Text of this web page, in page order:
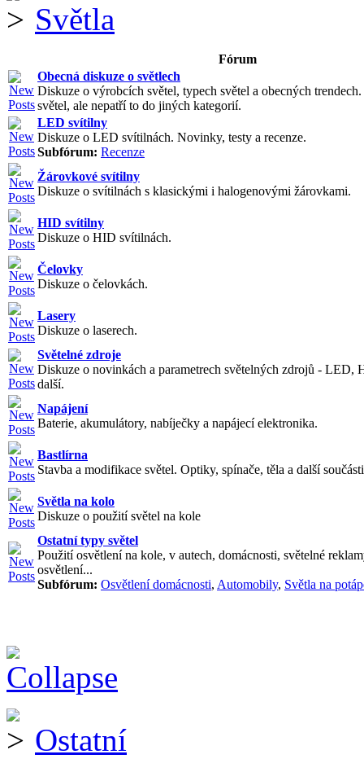
Světla
Fórum
Obecná diskuze o světlech
Diskuze o výrobcích světel, typech světel a obecných
světel, ale nepatří to do jiných kategorií.
LED svítilny
Diskuze o LED svítilnách. Novinky, testy a recenze.
Subfórum: Recenze
Žárovkové svítilny
Diskuze o svítilnách s klasickými i halogenovými žárovkami.
HID svítilny
Diskuze o HID svítilnách.
Čelovky
Diskuze o čelovkách.
Lasery
Diskuze o laserech.
Světelné zdroje
Diskuze o novinkách a parametrech světelných zdrojů - LED,
další.
Napájení
Baterie, akumulátory, nabíječky a napájecí elektronika.
Bastlírna
Stavba a modifikace světel. Optiky, spínače, těla a další
Světla na kolo
Diskuze o použití světel na kole
Ostatní typy světel
Použití osvětlení na kole, v autech, domácnosti, světelné
osvětlení...
Subfórum: Osvětlení domácnosti, Automobily, Světla na
Ostatní